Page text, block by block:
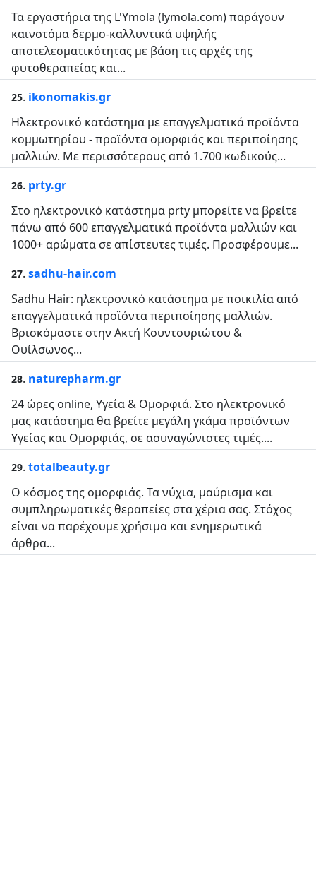
Τα εργαστήρια της L'Ymola (lymola.com) παράγουν
καινοτόμα δερμο-καλλυντικά υψηλής
αποτελεσματικότητας με βάση τις αρχές της
φυτοθεραπείας και...
25. ikonomakis.gr
Ηλεκτρονικό κατάστημα με επαγγελματικά προϊόντα
κομμωτηρίου - προϊόντα ομορφιάς και περιποίησης
μαλλιών. Με περισσότερους από 1.700 κωδικούς...
26. prty.gr
Στο ηλεκτρονικό κατάστημα prty μπορείτε να βρείτε
πάνω από 600 επαγγελματικά προϊόντα μαλλιών και
1000+ αρώματα σε απίστευτες τιμές. Προσφέρουμε...
27. sadhu-hair.com
Sadhu Hair: ηλεκτρονικό κατάστημα με ποικιλία από
επαγγελματικά προϊόντα περιποίησης μαλλιών.
Βρισκόμαστε στην Ακτή Κουντουριώτου &
Ουίλσωνος...
28. naturepharm.gr
24 ώρες online, Υγεία & Ομορφιά. Στο ηλεκτρονικό
μας κατάστημα θα βρείτε μεγάλη γκάμα προϊόντων
Υγείας και Ομορφιάς, σε ασυναγώνιστες τιμές....
29. totalbeauty.gr
Ο κόσμος της ομορφιάς. Τα νύχια, μαύρισμα και
συμπληρωματικές θεραπείες στα χέρια σας. Στόχος
είναι να παρέχουμε χρήσιμα και ενημερωτικά
άρθρα...